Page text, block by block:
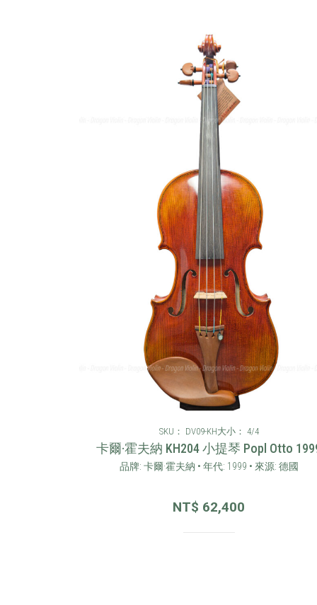
SKU： DV09-KH大小： 4/4
卡爾·霍夫納 KH204 小提琴 Popl Otto
品牌: 卡爾·霍夫納 • 年代: 1999 • 來源: 德國
NT$ 62,400